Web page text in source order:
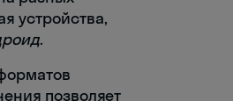
устройства,
.
позволяет